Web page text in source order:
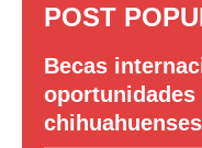
POST
Becas
chihuahuenses